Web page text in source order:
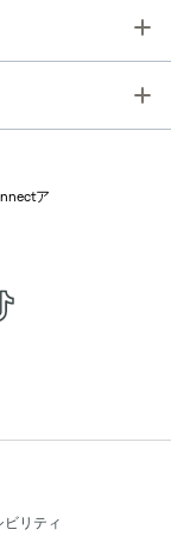
ア
ビリティ